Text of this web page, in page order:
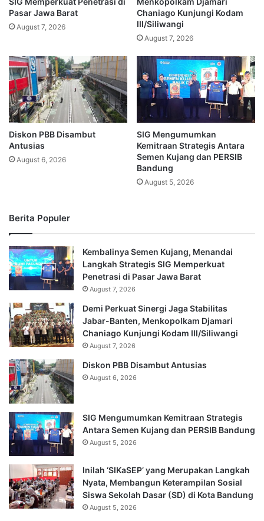
Pasar Jawa Barat
August 7, 2026
Chaniago Kunjungi Kodam
III/Siliwangi
August 7, 2026
Diskon PBB Disambut
Antusias
August 6, 2026
SIG Mengumumkan
Kemitraan Strategis Antara
Semen Kujang dan PERSIB
Bandung
August 5, 2026
Berita Populer
Kembalinya Semen Kujang, Menandai
Langkah Strategis SIG Memperkuat
Penetrasi di Pasar Jawa Barat
August 7, 2026
Demi Perkuat Sinergi Jaga Stabilitas
Jabar-Banten, Menkopolkam Djamari
Chaniago Kunjungi Kodam III/Siliwangi
August 7, 2026
Diskon PBB Disambut Antusias
August 6, 2026
SIG Mengumumkan Kemitraan Strategis
Antara Semen Kujang dan PERSIB Bandung
August 5, 2026
Inilah ‘SIKaSEP’ yang Merupakan Langkah
Nyata, Membangun Keterampilan Sosial
Siswa Sekolah Dasar (SD) di Kota Bandung
August 5, 2026